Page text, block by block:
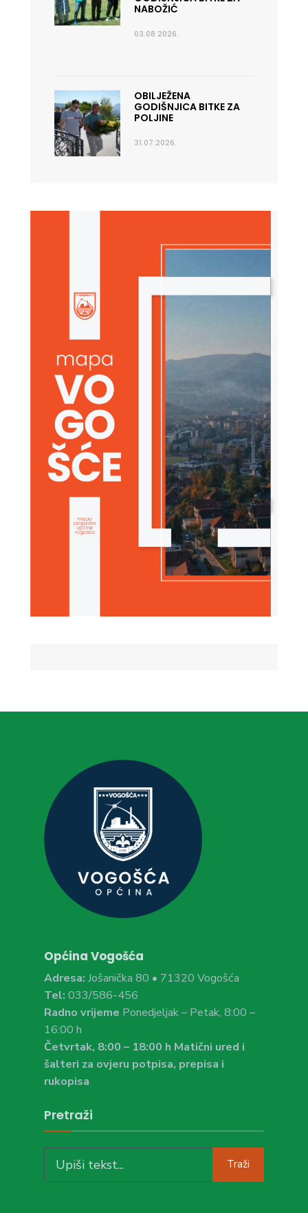
NABOŽIĆ
03.08.2026.
OBILJEŽENA
GODIŠNJICA BITKE ZA
POLJINE
31.07.2026.
Općina Vogošća
Adresa: Jošanička 80 • 71320 Vogošća
Tel: 033/586-456
Radno vrijeme Ponedjeljak – Petak, 8:00 –
16:00 h
Četvrtak, 8:00 – 18:00 h Matični ured i
šalteri za ovjeru potpisa, prepisa i
rukopisa
Pretraži
for:
Traži